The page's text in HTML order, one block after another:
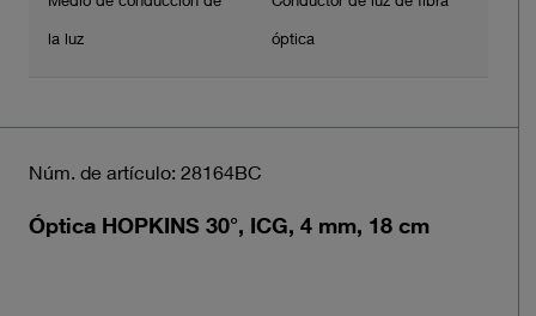
la luz
óptica
Núm. de artículo: 28164BC
Óptica HOPKINS 30°, ICG, 4 mm, 18 cm